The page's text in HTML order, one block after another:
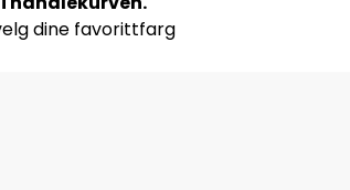
dine favorittfarg